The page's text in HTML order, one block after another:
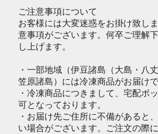
ご注意事項について
お客様には大変迷惑をお掛け致し
意事項がございます。何卒ご理解
し上げます。
・一部地域（伊豆諸島（大島・八
笠原諸島）には冷凍商品がお届けで
・冷凍商品につきまして、宅配ボ
可となっております。
・お届け先ご住所に不備があると
い場合がございます。ご注文の際